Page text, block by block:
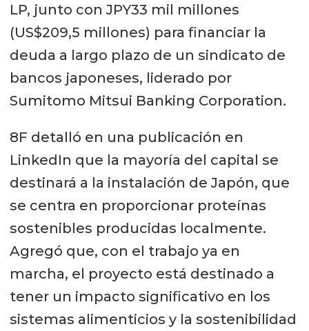
LP, junto con JPY33 mil millones
(US$209,5 millones) para financiar la
deuda a largo plazo de un sindicato de
bancos japoneses, liderado por
Sumitomo Mitsui Banking Corporation.
8F detalló en una publicación en
LinkedIn que la mayoría del capital se
destinará a la instalación de Japón, que
se centra en proporcionar proteínas
sostenibles producidas localmente.
Agregó que, con el trabajo ya en
marcha, el proyecto está destinado a
tener un impacto significativo en los
sistemas alimenticios y la sostenibilidad